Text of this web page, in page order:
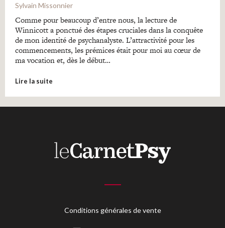
Sylvain Missonnier
Comme pour beaucoup d’entre nous, la lecture de
Winnicott a ponctué des étapes cruciales dans la conquête
de mon identité de psychanalyste. L’attractivité pour les
commencements, les prémices était pour moi au cœur de
ma vocation et, dès le début…
Lire la suite
Conditions générales de vente